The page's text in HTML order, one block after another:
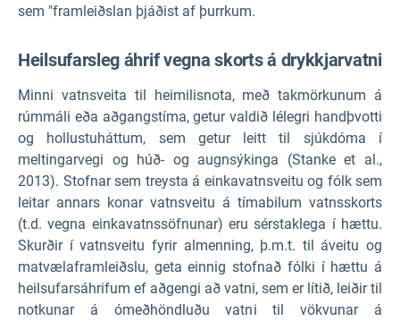
sem "framleiðslan þjáðist af þurrkum.
Heilsufarsleg áhrif vegna skorts á drykkjarvatni
Minni vatnsveita til heimilisnota, með takmörkunum á
rúmmáli eða aðgangstíma, getur valdið lélegri handþvotti
og hollustuháttum, sem getur leitt til sjúkdóma í
meltingarvegi og húð- og augnsýkinga (Stanke et al.,
2013). Stofnar sem treysta á einkavatnsveitu og fólk sem
leitar annars konar vatnsveitu á tímabilum vatnsskorts
(t.d. vegna einkavatnssöfnunar) eru sérstaklega í hættu.
Skurðir í vatnsveitu fyrir almenning, þ.m.t. til áveitu og
matvælaframleiðslu, geta einnig stofnað fólki í hættu á
heilsufarsáhrifum ef aðgengi að vatni, sem er lítið, leiðir til
notkunar á ómeðhöndluðu vatni til vökvunar á